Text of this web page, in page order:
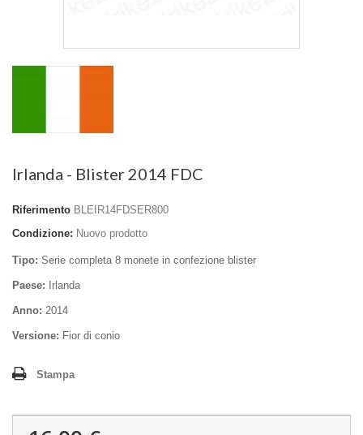
Irlanda - Blister 2014 FDC
Riferimento BLEIR14FDSER800
Condizione: Nuovo prodotto
Tipo: Serie completa 8 monete in confezione blister
Paese: Irlanda
Anno: 2014
Versione: Fior di conio
Stampa